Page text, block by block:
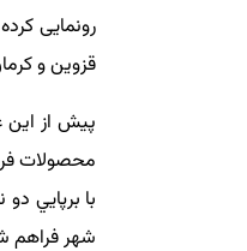
رونمايی
قزوين و
پيش از اين
محصولات
با برپايي
شهر